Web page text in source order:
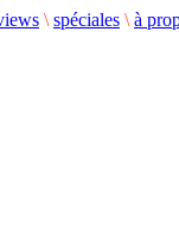
\ spéciales \ à